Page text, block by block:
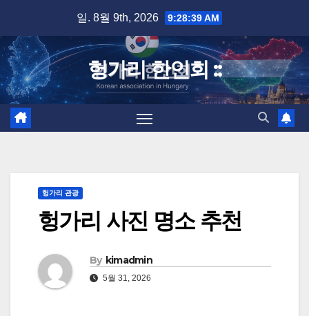
content
일. 8월 9th, 2026 9:28:40 AM
헝가리 한인회 ::
헝가리 관광
헝가리 사진 명소 추천
By kimadmin
5월 31, 2026